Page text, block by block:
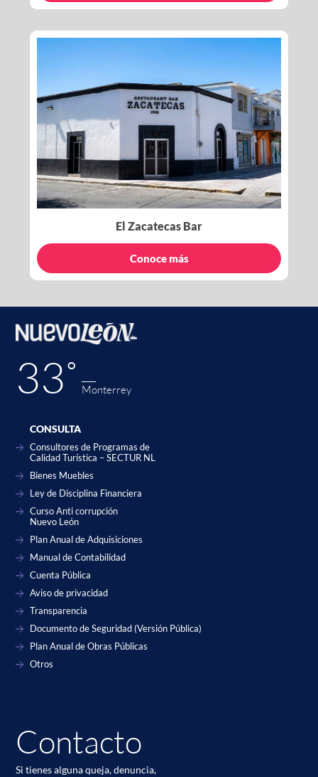
El Zacatecas Bar
Conoce más
33˚ Monterrey
CONSULTA
Consultores de Programas de
Calidad Turística – SECTUR NL
Bienes Muebles
Ley de Disciplina Financiera
Curso Anti corrupción
Nuevo León
Plan Anual de Adquisiciones
Manual de Contabilidad
Cuenta Pública
Aviso de privacidad
Transparencia
Documento de Seguridad (Versión Pública)
Plan Anual de Obras Públicas
Otros
Contacto
Si tienes alguna queja, denuncia,